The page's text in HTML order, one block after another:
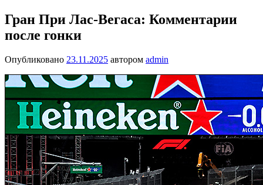
Гран При Лас-Вегаса: Комментарии
после гонки
Опубликовано 23.11.2025 автором admin